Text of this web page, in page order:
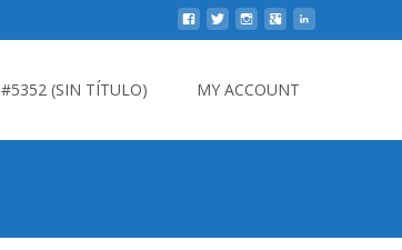
#5352 (SIN TÍTULO) MY ACCOUNT